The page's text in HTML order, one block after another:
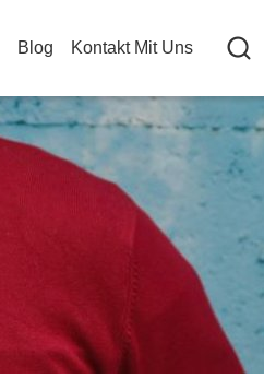
Blog Kontakt Mit Uns